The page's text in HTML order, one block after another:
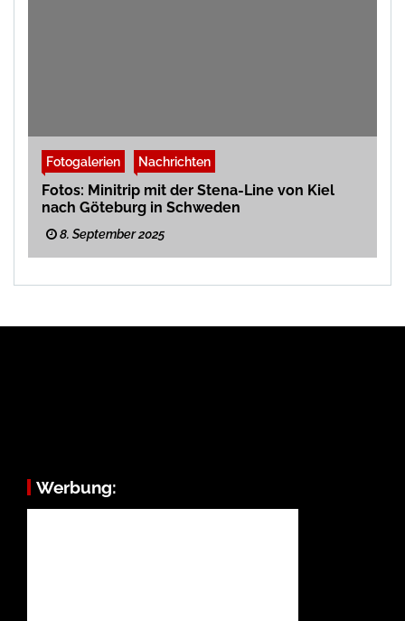
Fotogalerien Nachrichten
Fotos: Minitrip mit der Stena-Line von Kiel
nach Göteburg in Schweden
8. September 2025
Werbung: